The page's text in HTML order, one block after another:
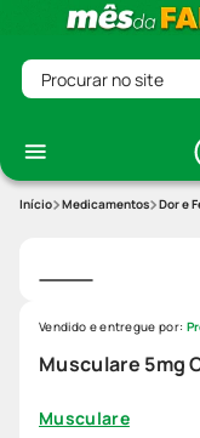
Procurar no site
Medicamentos Dor e
Musculare 5mg
Musculare
Vendido e entregue por: